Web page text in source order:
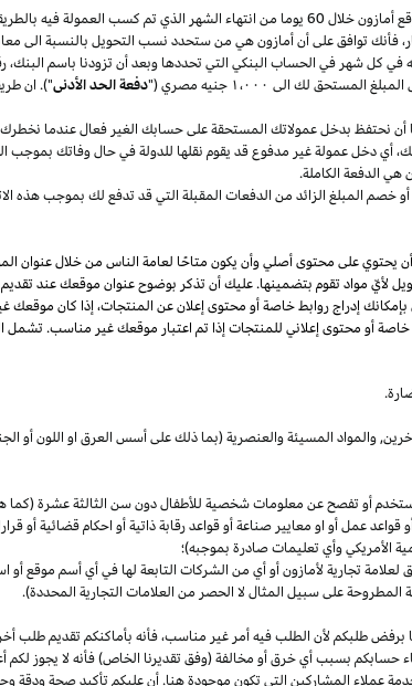
سنقوم بدفع دخل العمولة المعتاد ودخل العمولة الخاص في العملة الأساسية لموقع أمازون خلال 60 يوما من
فأنك توافق على أن أمازون هي من ستحدد نسب التحويل بالنسبة الى
في كل شهر في الحساب البنكي التي تحددها وبعد أن تزودنا باسم البنك،
المبلغ المستحق لك الى ١٬٠٠٠ جنيه مصري("دفعة الحد الأدنى")
. ان
أن نحتفظ بدخل عمولاتك المستحقة على حسابك الغير فعالعندما نخطرك
أي دخل عمولة غير مدفوع قد يقوم نقلها للدولة في حال وفاتك بموجب
هي الدفعة الكاملة.
خصم المبلغ الزائد من الدفعات المقبلة التي قد تدفع لك بموجب هذه
يحتوي على محتوى أصلي وأن يكون متاحًا لعامة الناس من خلال عنوان
لأيّ مواد تقوم بتضمينها. عليك أن تذكر بوضوح عنوان موقعك عند
إدراج روابط خاصة أو محتوى إعلان عن المنتجات، إذا كان موقعك
أو محتوى إعلاني للمنتجات إذا تم اعتبار موقعك غير مناسب. تشمل
والمواد المسيئة والعنصرية (بما ذلك على أسس العرق او اللون أو
أو تفصح عن معلومات شخصية للأطفال دون سن الثالثة عشرة (كما
قواعد عمل أو او معايير صناعة أو قواعد رقابة ذاتية أو احكام قضائية
الأمريكي وأي تعليمات صادرة بموجبه)؛
لعلامة تجارية لأمازون أو أي من الشركات التابعة لها في أي أسم موقع
على سبيل المثال لا الحصر من العلامات التجارية المحددة).
طلبكم لأن الطلب فيه أمر غير مناسب،فأنه بأماكنكم تقديم طلب
الخاص)فأنه لا يجوز لكم
عملاء المشاركين التي تكون موجودة هنا. أن عليكم تأكيد صحة ودقة